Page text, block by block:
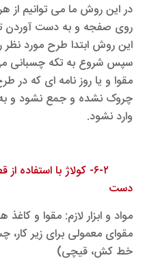
در این روش ما می توانیم از
روی صفجه و به دست آوردن
این روش ابتدا طرح مورد نظر
سپس شروع به تکه چسبانی
مقوا و یا روز نامه ای که در
چروک نشده و جمع نشود و
وارد نشود.
۶-۲- کولاژ با
دست
مواد و ابزار لازم: مقوا و
مقوای معمولی برای زیر کار،
خط کش، قیچی)